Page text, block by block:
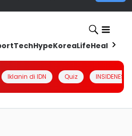
TechHypeKoreaLifeHealth
Iklanin di IDN Quiz INSIDENESIA